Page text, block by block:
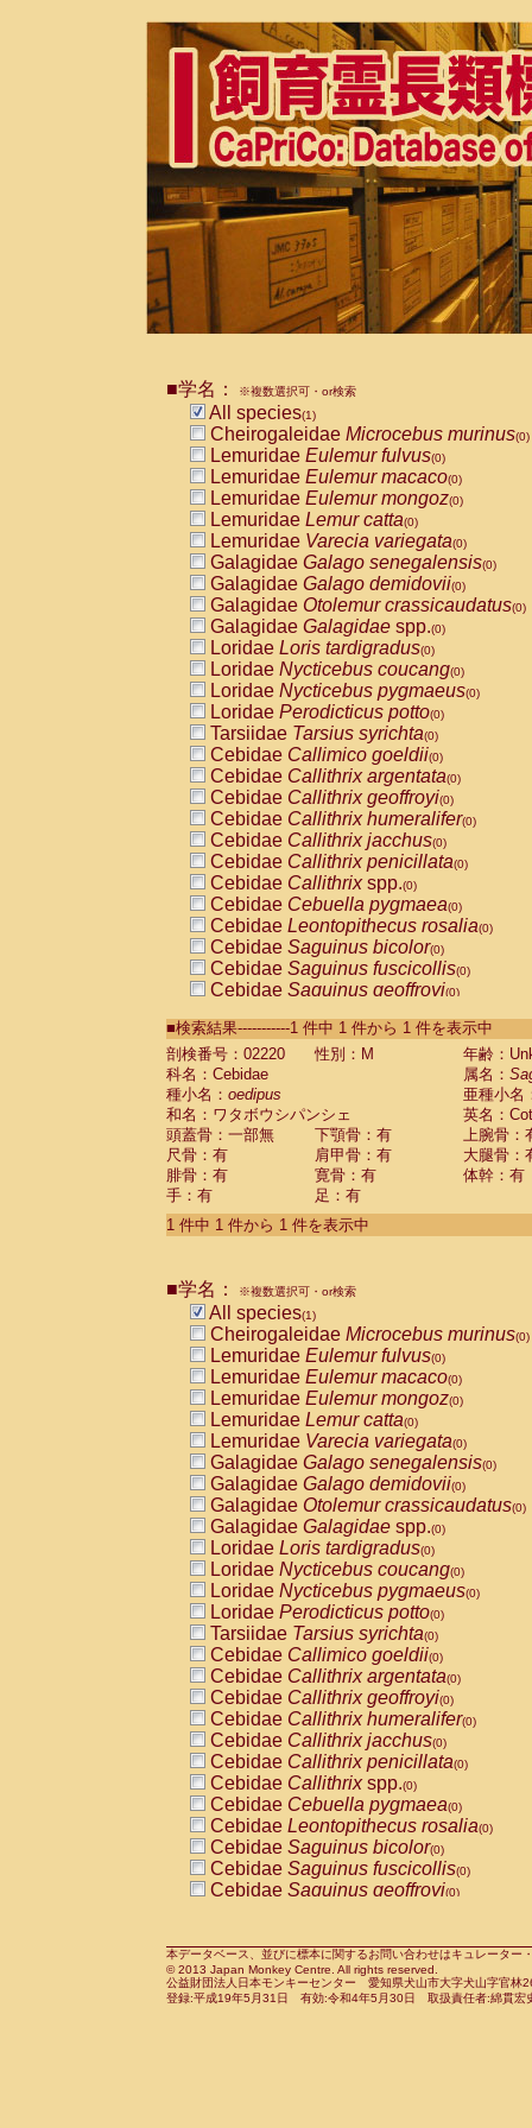
■学名： ※複数選択可・or検索
All species(1)
Cheirogaleidae Microcebus murinus(0)
Lemuridae Eulemur fulvus(0)
Lemuridae Eulemur macaco(0)
Lemuridae Eulemur mongoz(0)
Lemuridae Lemur catta(0)
Lemuridae Varecia variegata(0)
Galagidae Galago senegalensis(0)
Galagidae Galago demidovii(0)
Galagidae Otolemur crassicaudatus(0)
Galagidae Galagidae spp.(0)
Loridae Loris tardigradus(0)
Loridae Nycticebus coucang(0)
Loridae Nycticebus pygmaeus(0)
Loridae Perodicticus potto(0)
Tarsiidae Tarsius syrichta(0)
Cebidae Callimico goeldii(0)
Cebidae Callithrix argentata(0)
Cebidae Callithrix geoffroyi(0)
Cebidae Callithrix humeralifer(0)
Cebidae Callithrix jacchus(0)
Cebidae Callithrix penicillata(0)
Cebidae Callithrixspp.(0)
Cebidae Cebuella pygmaea(0)
Cebidae Leontopithecus rosalia(0)
Cebidae Saguinus bicolor(0)
Cebidae Saguinus fuscicollis(0)
Cebidae Saguinus geoffroyi(0)
CebidaeSaguinus labiatus(0)
Cebidae Saguinus leucopus (0)
Cebidae
Cebidae
CebidaeSaguinus nigricollis (0)
Cebidae Saguinus oedipus
Cebidae Saguinus weddelli
Cebidae Saguinusspp.
Cebidae Aotus trivirgatus
Cebidae Cebus albifrons
CebidaeCebus nigrivittatus
CebidaeCebus
CebidaeSaimiri boliviensis(0)
CebidaeSaimiri sciureus(0)
AtelidaeAlouatta caraya(0)
AtelidaeAlouatta fusca(0)
AtelidaeAlouatta seniculus
AtelidaeAlouattaspp.(0)
AtelidaeAteles belzebuth(0)
AtelidaeAteles geoffroyi(0)
AtelidaeAteles paniscus(0)
AtelidaeAtelesspp.(0)
Atelidae Lagothrix lagothricha
AtelidaeLagothrix lagothricha cana
PitheciidaeCacajao calvus
PitheciidaeCallicebus cupreus
PitheciidaeCallicebus donacophilus
PitheciidaeCallicebus moloch
PitheciidaeCallicebus torquatus
PitheciidaeCallicebusspp.(0)
PitheciidaeChiropotes satanas(0)
PitheciidaePithecia monachus
PitheciidaePithecia pithecia(0)
CercopithecidaeCercocebus agilis
CercopithecidaeCercocebus
CercopithecidaeCercocebus
CercopithecidaeCercocebus
CercopithecidaeCercocebus
CercopithecidaeCercocebushybrid
CercopithecidaePapio anubis(0)
CercopithecidaePapio cynocephalus
CercopithecidaePapio hamadryas(0)
■検索結果-----------1 件中 1 件から 1 件を表示中
剖検番号：02220
性別：M
年齢：
科名：Cebidae
属名：
種小名： oedipus
亜種小名
和名：ワタボウシパンシェ
英名：
頭蓋骨：一部無
下顎骨：有
上腕骨：
尺骨：有
肩甲骨：有
大腿骨：
腓骨：有
寛骨：有
体幹：有
手：有
足：有
1 件中 1 件から 1 件を表示中
■学名： ※複数選択可・or検索
All species(1)
Cheirogaleidae Microcebus murinus(0)
Lemuridae Eulemur fulvus(0)
Lemuridae Eulemur macaco(0)
Lemuridae Eulemur mongoz(0)
Lemuridae Lemur catta(0)
Lemuridae Varecia variegata(0)
Galagidae Galago senegalensis(0)
Galagidae Galago demidovii(0)
Galagidae Otolemur crassicaudatus(0)
Galagidae Galagidae spp.(0)
Loridae Loris tardigradus(0)
Loridae Nycticebus coucang(0)
Loridae Nycticebus pygmaeus(0)
Loridae Perodicticus potto(0)
Tarsiidae Tarsius syrichta(0)
Cebidae Callimico goeldii(0)
Cebidae Callithrix argentata(0)
Cebidae Callithrix geoffroyi(0)
Cebidae Callithrix humeralifer(0)
Cebidae Callithrix jacchus(0)
Cebidae Callithrix penicillata(0)
Cebidae Callithrixspp.(0)
Cebidae Cebuella pygmaea(0)
Cebidae Leontopithecus rosalia(0)
Cebidae Saguinus bicolor(0)
Cebidae Saguinus fuscicollis(0)
Cebidae Saguinus geoffroyi(0)
CebidaeSaguinus leucopus(0)
CebidaeSaguinus midas(0)
Cebidae Saguinus mystax(0)
本データベース、並びに標本に関するお問い合わせはキュレータ
© 2013 Japan Monkey Centre. All rights reserved.
公益財団法人日本モンキーセンター 愛知県犬山市大字犬山字官
登録:平成19年5月31日 有効:令和4年5月30日 取扱責任者:綿貫宏